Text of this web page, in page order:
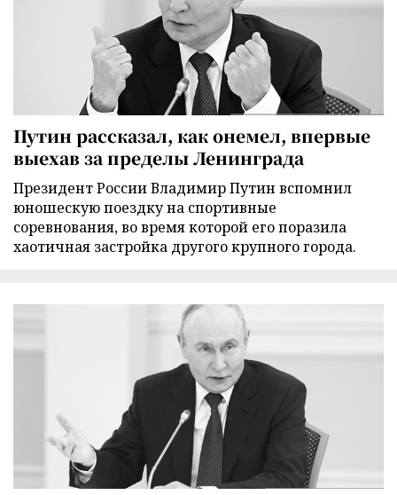
Путин рассказал, как онемел, впервые
выехав за пределы Ленинграда
Президент России Владимир Путин вспомнил
юношескую поездку на спортивные
соревнования, во время которой его поразила
хаотичная застройка другого крупного города.